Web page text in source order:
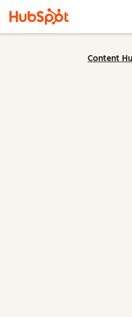
Content